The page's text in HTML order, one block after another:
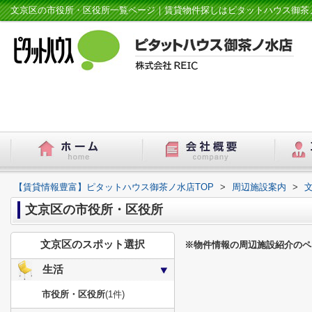
文京区の市役所・区役所一覧ページ｜賃貸物件探しはピタットハウス御
【賃貸情報豊富】ピタットハウス御茶ノ水店TOP > 周辺施設案内 >
文京区の市役所・区役所
※物件情報の周辺施設紹介の
文京区のスポット選択
生活
市役所・区役所(1件)